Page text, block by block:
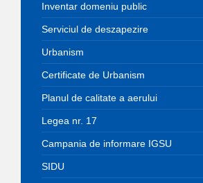
Inventar domeniu public
Serviciul de deszapezire
Urbanism
Certificate de Urbanism
Planul de calitate a aerului
Legea nr. 17
Campania de informare IGSU
SIDU